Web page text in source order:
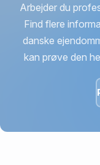
Arbejder du
Find flere
danske
kan prøve den